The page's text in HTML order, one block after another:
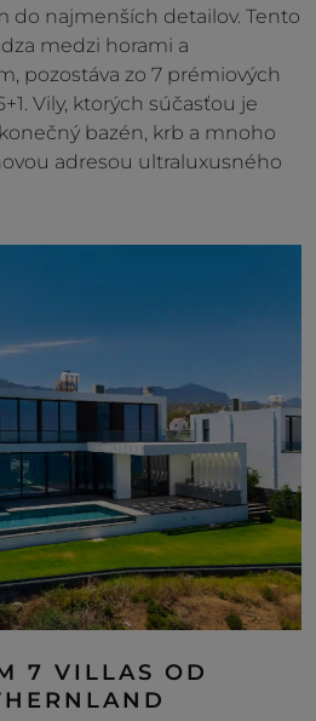
do najmenších detailov. Tento
medzi horami a
pozostáva zo 7 prémiových
Vily, ktorých súčasťou je
bazén, krb a mnoho
adresou ultraluxusného
7 VILLAS OD